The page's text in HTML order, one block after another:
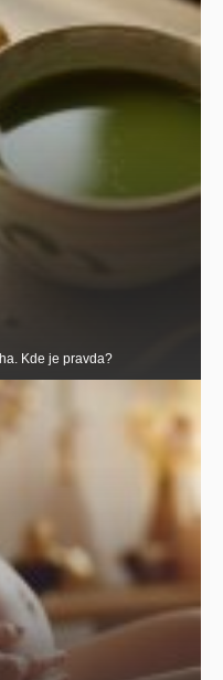
Kde je pravda?